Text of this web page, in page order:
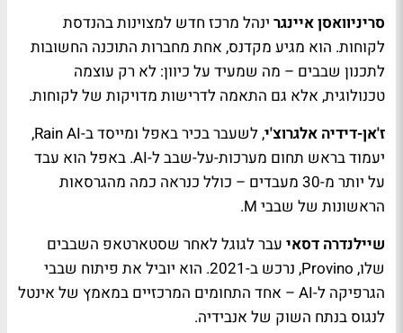
סריניוואסן איינגר ינהל מרכז חדש למצוינות בהנדסת
לקוחות. הוא מגיע מקדנס, אחת מחברות התוכנה החשובות
לתכנון שבבים – מה שמעיד על כיוון: לא רק עוצמה
טכנולוגית, אלא גם התאמה לדרישות מדויקות של לקוחות.
ז'אן-דידיה אלגרוצ'י
, לשעבר בכיר באפל ומייסד ב-Rain AI,
יעמוד בראש תחום מערכות-על-שבב ל-AI. באפל הוא עבד
על יותר מ-30 מעבדים – כולל כנראה כמה מהגרסאות
הראשונות של שבבי M.
שיילנדרה דסאי עבר לגוגל לאחר שסטארטאפ השבבים
שלו, Provino, נרכש ב-2021. הוא יוביל את פיתוח שבבי
הגרפיקה ל-AI – אחד התחומים המרכזיים במאמץ של אינטל
לנגוס בנתח השוק של אנבידיה.